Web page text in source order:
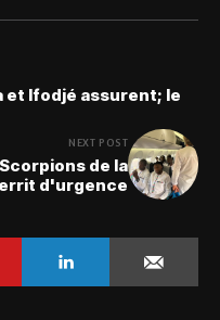
et Ifodjé assurent; le
NEXT POST
de la
d'urgence